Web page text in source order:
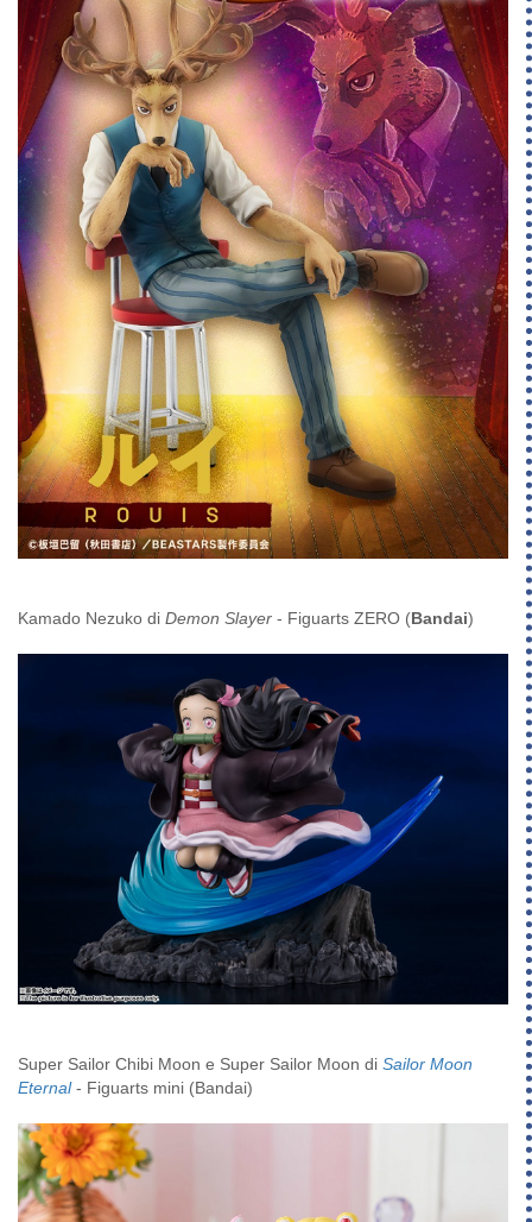
Kamado Nezuko di Demon Slayer - Figuarts ZERO (Bandai)
Super Sailor Chibi Moon e Super Sailor Moon di Sailor Moon
Eternal- Figuarts mini (Bandai)